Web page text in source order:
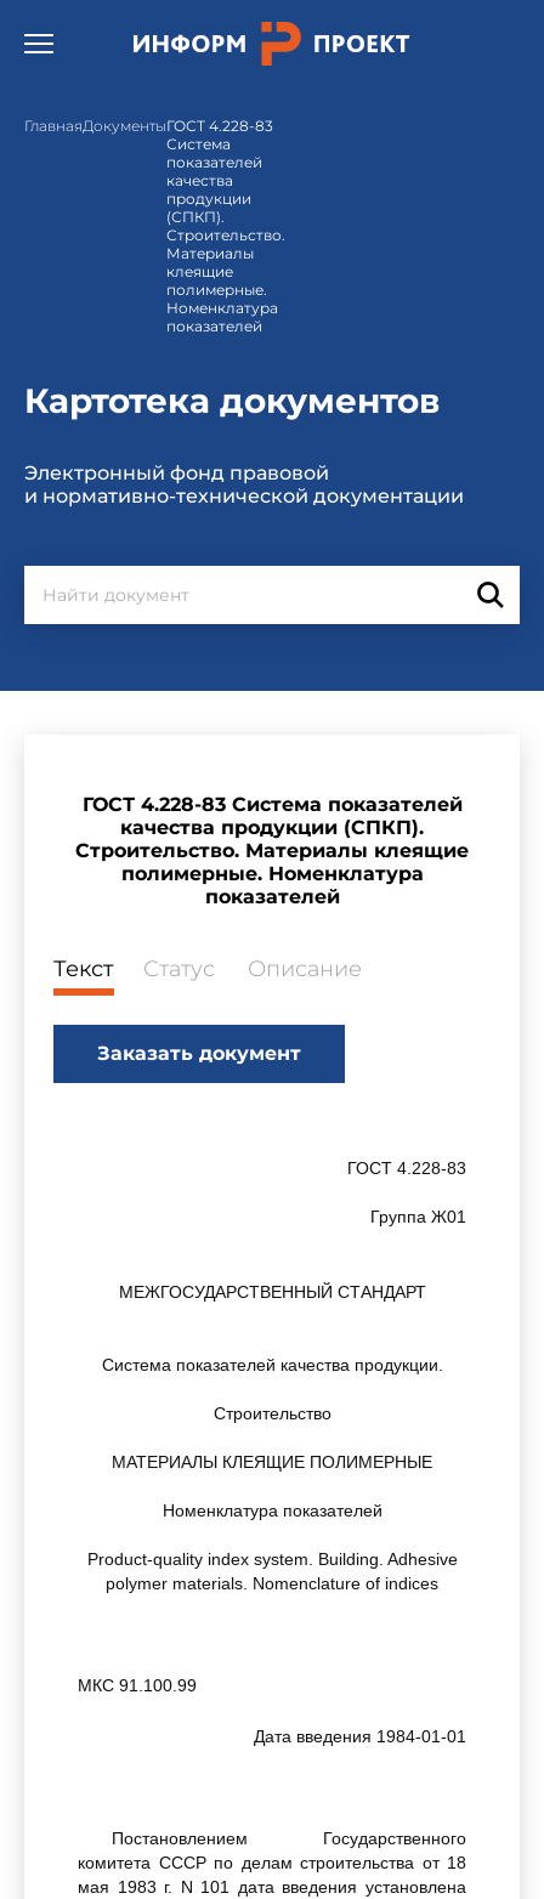
Открыть бургер меню.
ГлавнаяДокументыГОСТ 4.228-83
Система
показателей
качества
продукции
(СПКП).
Строительство.
Материалы
клеящие
полимерные.
Номенклатура
показателей
Картотека документов
Электронный фонд правовой
и нормативно-технической документации
ГОСТ 4.228-83 Система показателей
качества продукции (СПКП).
Строительство. Материалы клеящие
полимерные. Номенклатура
показателей
Текст Статус Описание
Заказать документ
ГОСТ 4.228-83
Группа Ж01
МЕЖГОСУДАРСТВЕННЫЙ СТАНДАРТ
Система показателей качества продукции.
Строительство
МАТЕРИАЛЫ КЛЕЯЩИЕ ПОЛИМЕРНЫЕ
Номенклатура показателей
Product-quality index system. Building. Adhesive
polymer materials. Nomenclature of indices
МКС 91.100.99
Дата введения 1984-01-01
Постановлением Государственного
комитета СССР по делам строительства от 18
мая 1983 г. N 101 дата введения установлена